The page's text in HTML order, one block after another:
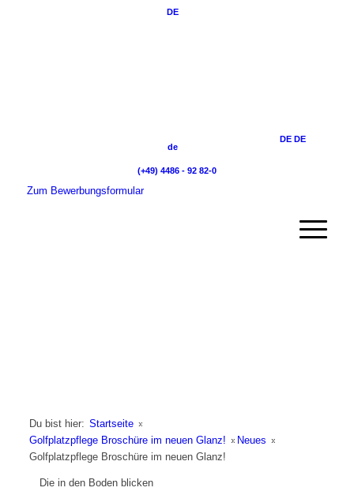
DE
DE DE
de
(+49) 4486 - 92 82-0
Zum Bewerbungsformular
Du bist hier: Startseite »
Golfplatzpflege Broschüre im neuen Glanz! » Neues »
Golfplatzpflege Broschüre im neuen Glanz!
Die in den Boden blicken